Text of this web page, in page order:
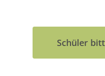
Schüler